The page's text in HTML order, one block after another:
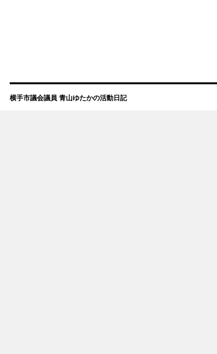
横手市議会議員 青山ゆたかの活動日記